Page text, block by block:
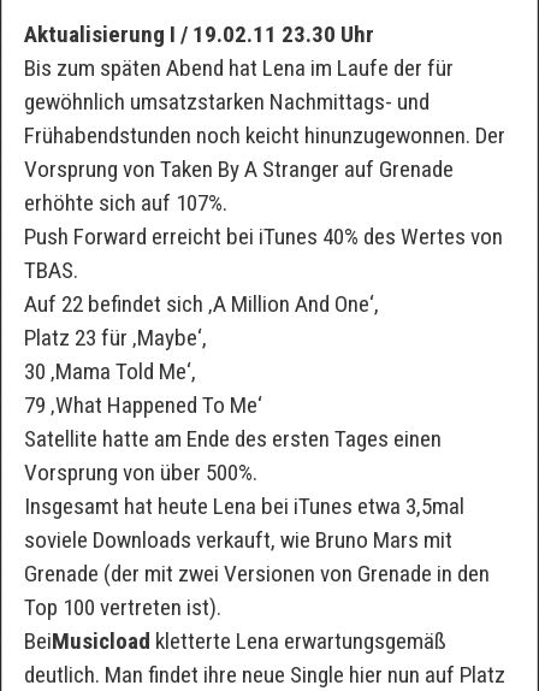
Aktualisierung I / 19.02.11 23.30 Uhr
Bis zum späten Abend hat Lena im Laufe der für
gewöhnlich umsatzstarken Nachmittags- und
Frühabendstunden noch keicht hinunzugewonnen. Der
Vorsprung von Taken By A Stranger auf Grenade
erhöhte sich auf 107%.
Push Forward erreicht bei iTunes 40% des Wertes von
TBAS.
Auf 22 befindet sich ‚A Million And One‘,
Platz 23 für ‚Maybe‘,
30 ‚Mama Told Me‘,
79 ‚What Happened To Me‘
Satellite hatte am Ende des ersten Tages einen
Vorsprung von über 500%.
Insgesamt hat heute Lena bei iTunes etwa 3,5mal
soviele Downloads verkauft, wie Bruno Mars mit
Grenade (der mit zwei Versionen von Grenade in den
Top 100 vertreten ist).
BeiMusicload kletterte Lena erwartungsgemäß
deutlich. Man findet ihre neue Single hier nun auf Platz